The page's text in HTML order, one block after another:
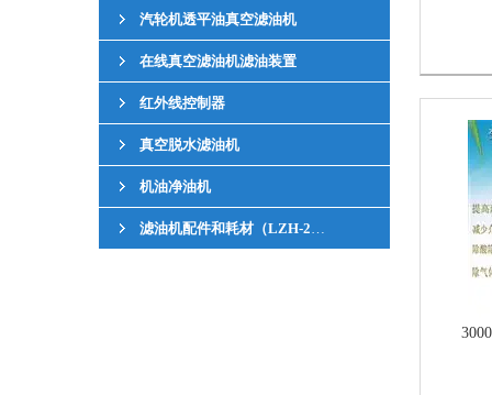
汽轮机透平油真空滤油机
在线真空滤油机滤油装置
红外线控制器
真空脱水滤油机
机油净油机
滤油机配件和耗材（LZH-2红外线液位控制器）